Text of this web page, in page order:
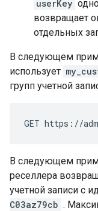
userKey
возвращает
отдельных
В следующем
использует
групп учетной
GET https://
В следующем
реселлера
учетной записи с
C03az79cb .